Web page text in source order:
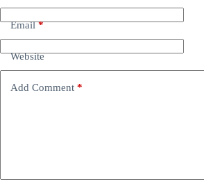
Email*
Website
Add Comment *